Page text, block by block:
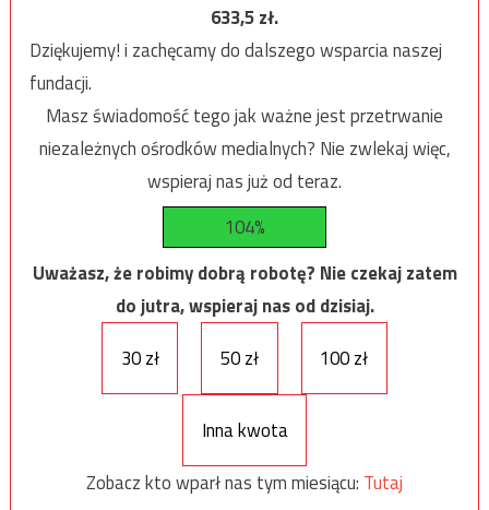
633,5zł.
Dziękujemy! i zachęcamy do dalszego wsparcia naszej
fundacji.
Masz świadomość tego jak ważne jest przetrwanie
niezależnych ośrodków medialnych? Nie zwlekaj więc,
wspieraj nas już od teraz.
104%
Uważasz, że robimy dobrą robotę? Nie czekaj zatem
do jutra, wspieraj nas od dzisiaj.
30 zł
50 zł 100 zł
Inna kwota
Zobacz kto wparł nas tym miesiącu: Tutaj